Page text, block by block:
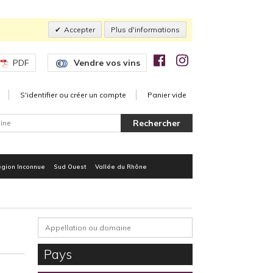
Accepter Plus d'informations
PDF Vendre vos vins
S'identifier ou créer un compte Panier vide
Inconnue Sud Ouest Vallée du Rhône
Pays